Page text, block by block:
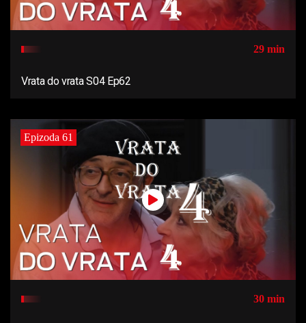
29 min
Vrata do vrata S04 Ep62
Epizoda 61
30 min